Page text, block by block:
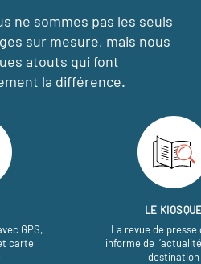
ne sommes pas les seuls
sur mesure, mais nous
atouts qui font
la différence.
GPS,
carte
LE
La revue de presse
informe de
destination